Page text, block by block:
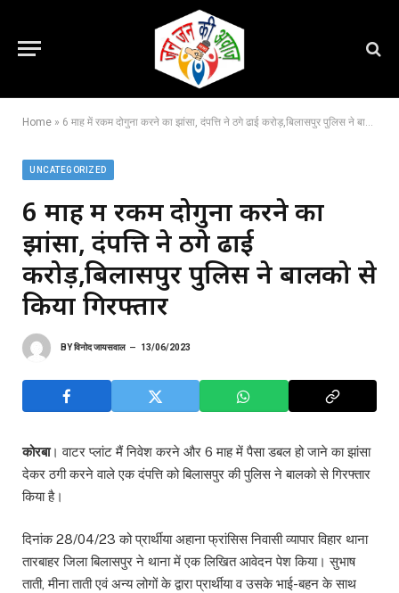
Home » 6 माह में रकम दोगुना करने का झांसा, दंपत्ति ने ठगे ढाई करोड़,बिलासपुर पुलिस ने बालको से किया गिरफ्तार
UNCATEGORIZED
6 माह में रकम दोगुना करने का
झांसा, दंपत्ति ने ठगे ढाई
करोड़,बिलासपुर पुलिस ने बालको से
किया गिरफ्तार
BYविनोद जायसवाल 13/06/2023
कोरबा। वाटर प्लांट मैं निवेश करने और 6 माह में पैसा डबल हो जाने का झांसा
देकर ठगी करने वाले एक दंपत्ति को बिलासपुर की पुलिस ने बालको से गिरफ्तार
किया है।
दिनांक 28/04/23 को प्रार्थीया अहाना फ्रांसिस निवासी व्यापार विहार थाना
तारबाहर जिला बिलासपुर ने थाना में एक लिखित आवेदन पेश किया। सुभाष
ताती, मीना ताती एवं अन्य लोगों के द्वारा प्रार्थीया व उसके भाई-बहन के साथ